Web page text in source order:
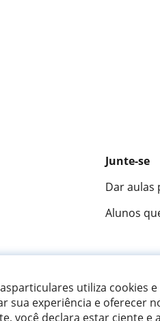
utiliza cookies
sua experiência e oferecer
você declara estar ciente e
Junte-se
Dar aulas
Alunos